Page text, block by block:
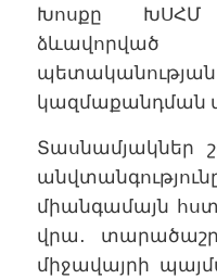
Խոսքը ԽՍՀՄ
կազմաքանդման
Տասնամյակներ
միանգամայն
վրա․
միջավայրի